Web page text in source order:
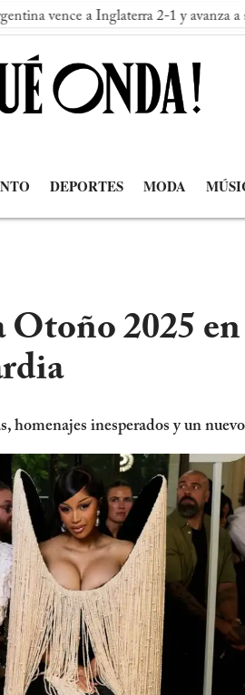
2-1 y avanza a su segunda
DEPORTES MODA
2025
inesperados y un